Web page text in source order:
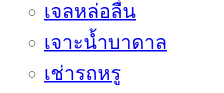
เจลหล่อลื่น
เจาะน้ำบาดาล
เช่ารถหรู